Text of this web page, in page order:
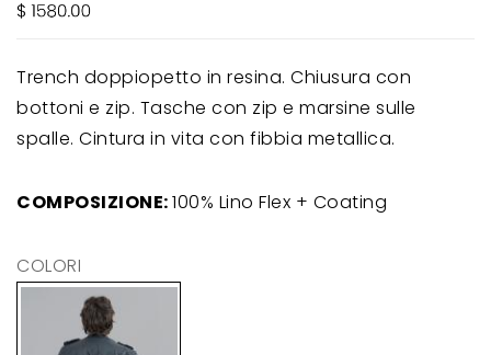
Trench doppiopetto in resina. Chiusura con
bottoni e zip. Tasche con zip e marsine sulle
spalle. Cintura in vita con fibbia metallica.
COMPOSIZIONE:100% Lino Flex + Coating
COLORI